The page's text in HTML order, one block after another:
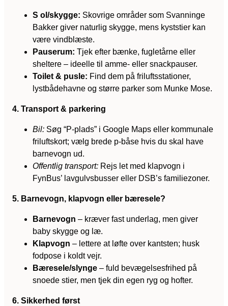
S ol/skygge: Skovrige områder som Svanninge
Bakker giver naturlig skygge, mens kyststier kan
være vindblæste.
Pauserum: Tjek efter bænke, fugletårne eller
sheltere – ideelle til amme- eller snackpauser.
Toilet & pusle: Find dem på friluftsstationer,
lystbådehavne og større parker som Munke Mose.
4. Transport & parkering
Bil: Søg “P-plads” i Google Maps eller kommunale
friluftskort; vælg brede p-båse hvis du skal have
barnevogn ud.
Offentlig transport: Rejs let med klapvogn i
FynBus’ lavgulvsbusser eller DSB’s familiezoner.
5. Barnevogn, klapvogn eller bæresele?
Barnevogn – kræver fast underlag, men giver
baby skygge og læ.
Klapvogn – lettere at løfte over kantsten; husk
fodpose i koldt vejr.
Bæresele/slynge – fuld bevægelsesfrihed på
snoede stier, men tjek din egen ryg og hofter.
6. Sikkerhed først